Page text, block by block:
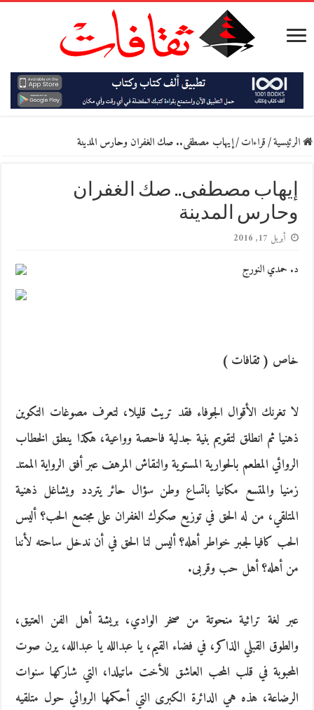
الرئيسية/قراءات/إيهاب مصطفى.. صك الغفران وحارس المدينة
إيهاب مصطفى.. صك الغفران
وحارس المدينة
أبريل 17, 2016
د. حمدي النورج
خاص ( ثقافات )
لا تغرنك الأقوال الجوفاء فقد تريث قليلا، لتعرف مصوغات التكوين
ذهنيا ثم انطلق لتقويم بنية جدلية فاحصة وواعية، هكذا ينطق الخطاب
الروائي المطعم بالحوارية المستوية والنقاش المرهف عبر أفق الرواية الممتد
زمنيا والمتسع مكانيا باتساع وطن سؤال حائر يتردد ويشاغل ذهنية
المتلقي، من له الحق في توزيع صكوك الغفران على مجتمع الحب؟ أليس
الحب كافيا لجبر خواطر أهله؟ أليس لنا الحق في أن ندخل ساحته لأننا
من أهله؟ أهل حب وقربى.
عبر لغة تراثية منحوتة من صخر الوادي، بريشة أهل الفن العتيق،
والطوق القبلي الذاكر، في فضاء القيم، يا عبدالله يا عبدالله، يرن صوت
المحبوبة في قلب المحب العاشق للأخت ماتيلدا، التي شاركها سنوات
الرضاعة، هذه هي الدائرة الكبرى التي أحكمها الروائي حول متلقيه